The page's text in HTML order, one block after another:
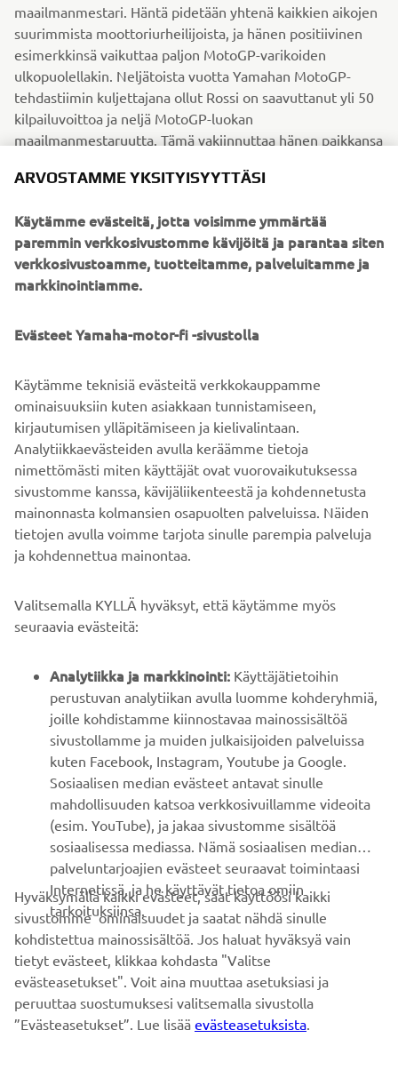
maailmanmestari. Häntä pidetään yhtenä kaikkien aikojen
suurimmista moottoriurheilijoista, ja hänen positiivinen
esimerkkinsä vaikuttaa paljon MotoGP-varikoiden
ulkopuolellakin. Neljätoista vuotta Yamahan MotoGP-
tehdastiimin kuljettajana ollut Rossi on saavuttanut yli 50
kilpailuvoittoa ja neljä MotoGP-luokan
maailmanmestaruutta. Tämä vakiinnuttaa hänen paikkansa
LUE LISÄÄ
©Yamaha Motor Europe N.V. / Yamaha Motor Co., Ltd.
koskaan käyttää kaupallisiin tai ei-kaupallisiin tarkoituksiin
Co., Ltd:n nimenomaista kirjallista lupaa.
Aja aina turvallisesti ja noudata paikallisia
nopeusrajoituksia ja lakeja.
B2B
YAMAHA MUUALLA
ASIAKASTUKI
UUTISKIRJE
Ole ensimmäinen, joka kuulee uusimmista tarjouksista,
erikoistapahtumista, uusista julkaisuista ja paljon muuta...
TILAA
Lue tietosuojakäytäntömme saadaksesi tietää, miten
käsittelemme henkilötietojasi:
Tietosuoja ja evästeet -sivustolta
ARVOSTAMME YKSITYISYYTTÄSI
Käytämme evästeitä, jotta voisimme ymmärtää
paremmin verkkosivustomme kävijöitä ja parantaa siten
verkkosivustoamme, tuotteitamme, palveluitamme ja
markkinointiamme.
Evästeet Yamaha-motor-fi -sivustolla
Käytämme teknisiä evästeitä verkkokauppamme
ominaisuuksiin kuten asiakkaan tunnistamiseen,
kirjautumisen ylläpitämiseen ja kielivalintaan.
Analytiikkaevästeiden avulla keräämme tietoja
nimettömästi miten käyttäjät ovat vuorovaikutuksessa
sivustomme kanssa, kävijäliikenteestä ja kohdennetusta
mainonnasta kolmansien osapuolten palveluissa. Näiden
tietojen avulla voimme tarjota sinulle parempia palveluja
ja kohdennettua mainontaa.
Valitsemalla KYLLÄ hyväksyt, että käytämme myös
seuraavia evästeitä:
Analytiikka ja markkinointi: Käyttäjätietoihin
perustuvan analytiikan avulla luomme kohderyhmiä,
joille kohdistamme kiinnostavaa mainossisältöä
sivustollamme ja muiden julkaisijoiden palveluissa
kuten Facebook, Instagram, Youtube ja Google.
Sosiaalisen median evästeet antavat sinulle
mahdollisuuden katsoa verkkosivuillamme videoita
(esim. YouTube), ja jakaa sivustomme sisältöä
sosiaalisessa mediassa. Nämä sosiaalisen median
palveluntarjoajien evästeet seuraavat toimintaasi
Internetissä, ja he käyttävät tietoa omiin
tarkoituksiinsa.
Hyväksymällä kaikki evästeet, saat käyttöösi kaikki
sivustomme ominaisuudet ja saatat nähdä sinulle
kohdistettua mainossisältöä. Jos haluat hyväksyä vain
tietyt evästeet, klikkaa kohdasta "Valitse
evästeasetukset". Voit aina muuttaa asetuksiasi ja
peruuttaa suostumuksesi valitsemalla sivustolla
”Evästeasetukset”. Lue lisää evästeasetuksista.